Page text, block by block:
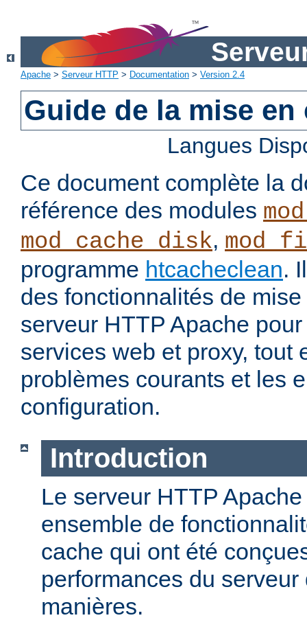
Apache > Serveur HTTP > Documentation > Version 2.4
Guide de la mise en
Langues
Ce document complète la
référence des modules
mod_cache_disk,
programme htcacheclean.
des fonctionnalités de
serveur HTTP Apache
services web et proxy, tout
problèmes courants et les
configuration.
Introduction
Le serveur HTTP
ensemble de
cache qui ont été
performances du serveur
manières.